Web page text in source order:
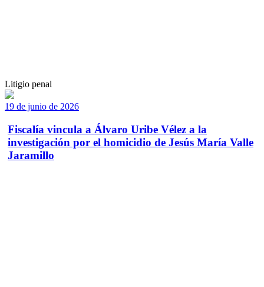
Litigio penal
19 de junio de 2026
Fiscalía vincula a Álvaro Uribe Vélez a la
investigación por el homicidio de Jesús María Valle
Jaramillo